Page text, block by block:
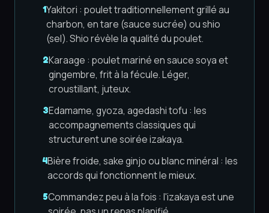
1Yakitori : poulet traditionnellement grillé au
charbon, en tare (sauce sucrée) ou shio
(sel). Shio révèle la qualité du poulet.
2Karaage : poulet mariné en sauce soya et
gingembre, frit à la fécule. Léger,
croustillant, juteux.
3Edamame, gyoza, agedashi tofu : les
accompagnements classiques qui
structurent une soirée izakaya.
4Bière froide, sake ginjo ou blanc minéral : les
accords qui fonctionnent le mieux.
5Commandez peu à la fois : l'izakaya est une